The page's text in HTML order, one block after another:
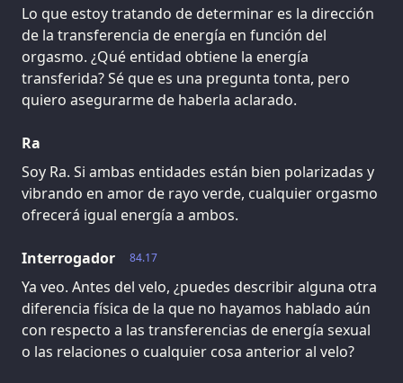
Lo que estoy tratando de determinar es la dirección
de la transferencia de energía en función del
orgasmo. ¿Qué entidad obtiene la energía
transferida? Sé que es una pregunta tonta, pero
quiero asegurarme de haberla aclarado.
Ra
Soy Ra. Si ambas entidades están bien polarizadas y
vibrando en amor de rayo verde, cualquier orgasmo
ofrecerá igual energía a ambos.
84.17
Interrogador
Ya veo. Antes del velo, ¿puedes describir alguna otra
diferencia física de la que no hayamos hablado aún
con respecto a las transferencias de energía sexual
o las relaciones o cualquier cosa anterior al velo?